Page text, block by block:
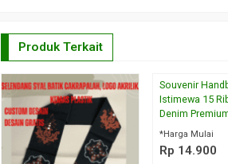
Produk Terkait
Souvenir
Istimewa 15
Denim
*Harga Mulai
Rp 14.900